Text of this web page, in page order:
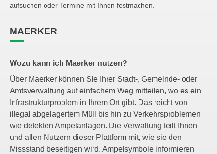
aufsuchen oder Termine mit Ihnen festmachen.
MAERKER
Wozu kann ich Maerker nutzen?
Über Maerker können Sie Ihrer Stadt-, Gemeinde- oder
Amtsverwaltung auf einfachem Weg mitteilen, wo es ein
Infrastrukturproblem in Ihrem Ort gibt. Das reicht von
illegal abgelagertem Müll bis hin zu Verkehrsproblemen
wie defekten Ampelanlagen. Die Verwaltung teilt Ihnen
und allen Nutzern dieser Plattform mit, wie sie den
Missstand beseitigen wird. Ampelsymbole informieren